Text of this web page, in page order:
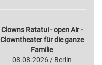
Clowns Ratatui - open Air -
Clowntheater für die ganze
Familie
08.08.2026 / Berlin